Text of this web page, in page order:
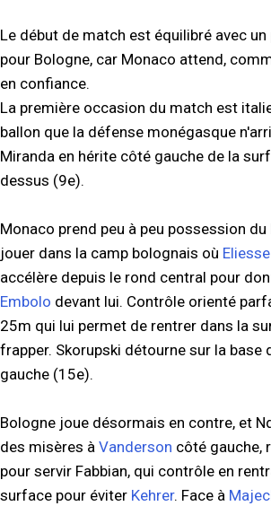
Le début de match est équilibré avec
pour Bologne, car Monaco attend,
en confiance.
La première occasion du match est
ballon que la défense monégasque
Miranda en hérite côté gauche de la
dessus (9e).
Monaco prend peu à peu possession
jouer dans la camp bolognais où
accélère depuis le rond central pour
Embolo devant lui. Contrôle orienté
25m qui lui permet de rentrer dans la
frapper. Skorupski détourne sur la base
gauche (15e).
Bologne joue désormais en contre, et
des misères à Vanderson côté gauche,
pour servir Fabbian, qui contrôle en
surface pour éviter Kehrer. Face à